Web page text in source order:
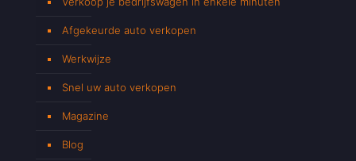
Afgekeurde auto verkopen
Werkwijze
Snel uw auto verkopen
Magazine
Blog